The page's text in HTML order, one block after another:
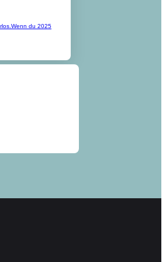
du 2025